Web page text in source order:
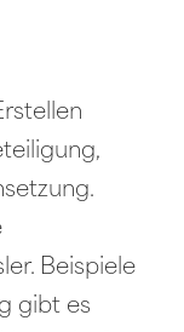
Beispiele
gibt es